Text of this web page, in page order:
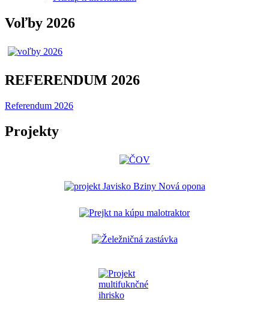
Voľby 2026
REFERENDUM 2026
Referendum 2026
Projekty